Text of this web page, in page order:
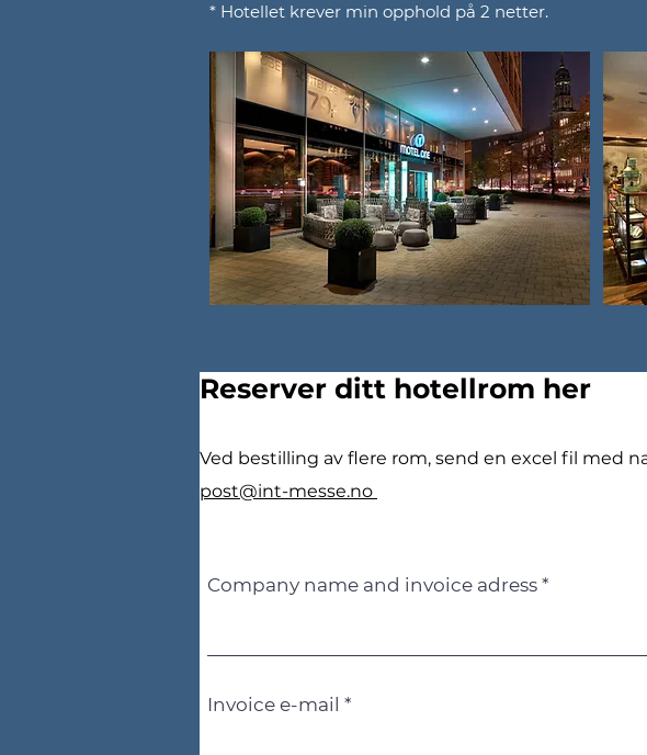
* Hotellet krever min opphold på 2 netter.
Reserver ditt hotellrom her
Ved bestilling av flere rom, send en excel fil med
post@int-messe.no
Company name and invoice adress
Invoice e-mail